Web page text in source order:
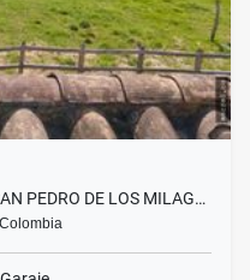
PEDRO DE LOS MILAG…